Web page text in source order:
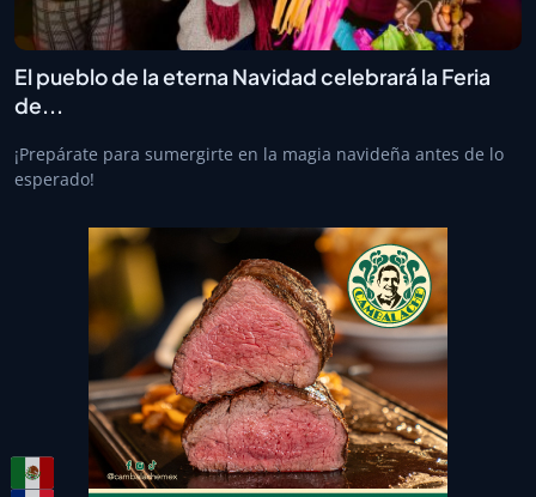
El pueblo de la eterna Navidad celebrará la Feria
de...
¡Prepárate para sumergirte en la magia navideña antes de lo
esperado!